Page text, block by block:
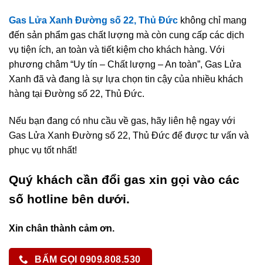
Gas Lửa Xanh Đường số 22, Thủ Đức không chỉ mang
đến sản phẩm gas chất lượng mà còn cung cấp các dịch
vụ tiện ích, an toàn và tiết kiệm cho khách hàng. Với
phương châm “Uy tín – Chất lượng – An toàn”, Gas Lửa
Xanh đã và đang là sự lựa chọn tin cậy của nhiều khách
hàng tại Đường số 22, Thủ Đức.
Nếu bạn đang có nhu cầu về gas, hãy liên hệ ngay với
Gas Lửa Xanh Đường số 22, Thủ Đức để được tư vấn và
phục vụ tốt nhất!
Quý khách cần đổi gas xin gọi vào các
số hotline bên dưới.
Xin chân thành cảm ơn.
BẤM GỌI 0909.808.530